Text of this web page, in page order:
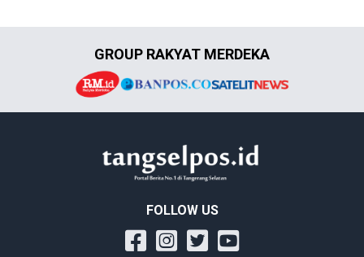
GROUP RAKYAT MERDEKA
FOLLOW US